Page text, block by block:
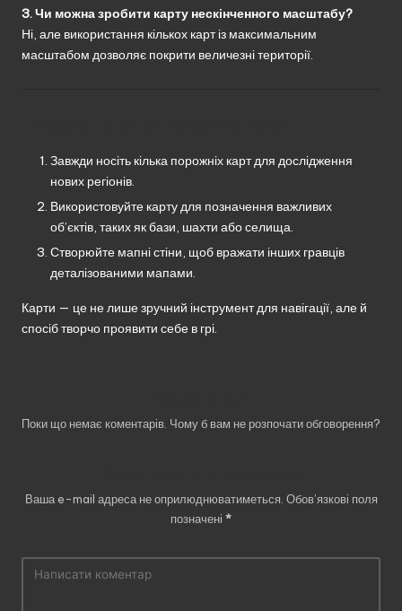
3. Чи можна зробити карту нескінченного масштабу?
Ні, але використання кількох карт із максимальним
масштабом дозволяє покрити величезні території.
Завжди носіть кілька порожніх карт для дослідження
нових регіонів.
Використовуйте карту для позначення важливих
об’єктів, таких як бази, шахти або селища.
Створюйте мапні стіни, щоб вражати інших гравців
деталізованими мапами.
Карти — це не лише зручний інструмент для навігації, але й
спосіб творчо проявити себе в грі.
Поки що немає коментарів. Чому б вам не розпочати обговорення?
Ваша e-mail адреса не оприлюднюватиметься. Обов’язкові поля
позначені *